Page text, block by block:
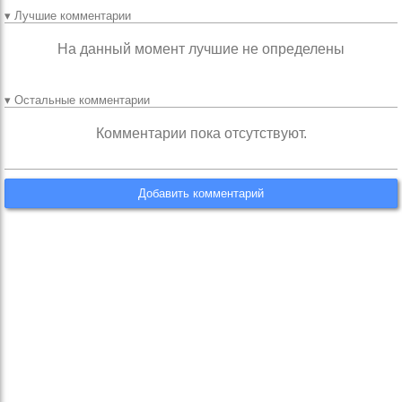
▾ Лучшие комментарии
На данный момент лучшие не определены
▾ Остальные комментарии
Комментарии пока отсутствуют.
Добавить комментарий